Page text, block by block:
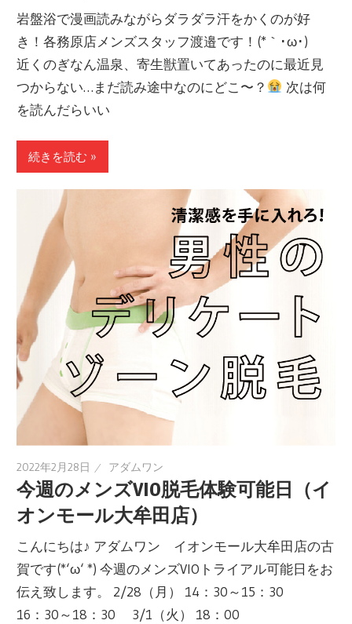
岩盤浴で漫画読みながらダラダラ汗をかくのが好
き！各務原店メンズスタッフ渡邉です！(*｀･ω･)ゞ
近くのぎなん温泉、寄生獣置いてあったのに最近見
つからない…まだ読み途中なのにどこ〜？
次は何
を読んだらいい
続きを読む »
2022年2月28日 アダムワン
今週のメンズVIO脱毛体験可能日（イ
オンモール大牟田店）
こんにちは♪ アダムワン イオンモール大牟田店の古
賀です(*‘ω‘ *) 今週のメンズVIOトライアル可能日をお
伝え致します。 2/28（月） 14：30～15：30
16：30～18：30 3/1（火） 18：00